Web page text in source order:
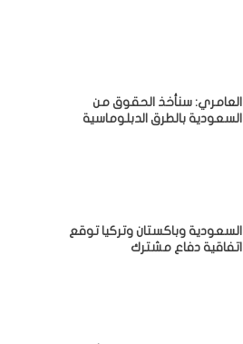
العامري: سنأخذ الحقوق من
السعودية بالطرق الدبلوماسية
السعودية وباكستان وتركيا توقع
اتفاقية دفاع مشترك